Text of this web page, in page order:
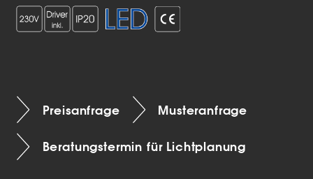
Preisanfrage Musteranfrage
Beratungstermin für Lichtplanung